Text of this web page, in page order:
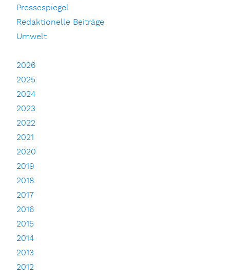
Pressespiegel
Redaktionelle Beiträge
Umwelt
2026
2025
2024
2023
2022
2021
2020
2019
2018
2017
2016
2015
2014
2013
2012